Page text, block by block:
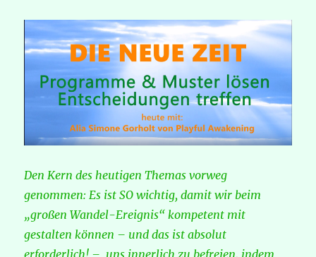
Den Kern des heutigen Themas vorweg
genommen: Es ist SO wichtig, damit wir beim
„großen Wandel-Ereignis“ kompetent mit
gestalten können – und das ist absolut
erforderlich! – uns innerlich zu befreien, indem